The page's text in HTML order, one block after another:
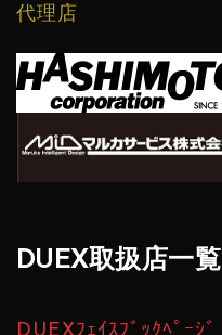
代理店
DUEX取扱店一覧
DUEXﾌｪｲｽﾌﾞｯｸﾍﾟｰｼﾞ